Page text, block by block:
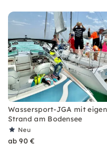
Wassersport-JGA mit
Strand am Bodensee
Neu
ab 90 €